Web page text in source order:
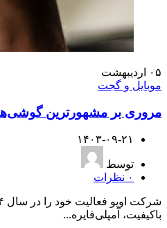
۰۵
اردیبهشت
موبایل و گجت
مروری بر مشهورترین
۱۴۰۳-۰۹-۲۱
توسط
۰ نظرات
باکیفیت، آمپلی‌فایره...